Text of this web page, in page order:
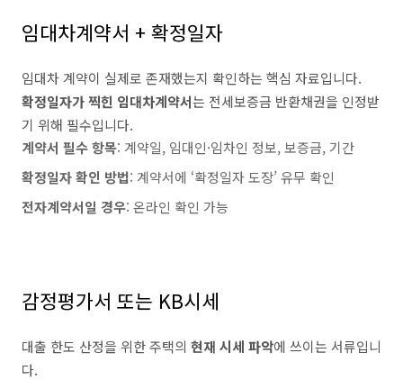
임대차계약서 + 확정일자
임대차 계약이 실제로 존재했는지 확인하는 핵심 자료입니다.
확정일자가 찍힌 임대차계약서는 전세보증금 반환채권을 인정받
기 위해 필수입니다.
계약서 필수 항목: 계약일, 임대인·임차인 정보, 보증금, 기간
확정일자 확인 방법: 계약서에 ‘확정일자 도장’ 유무 확인
전자계약서일 경우: 온라인 확인 가능
감정평가서 또는 KB시세
대출 한도 산정을 위한 주택의 현재 시세 파악에 쓰이는 서류입니
다.